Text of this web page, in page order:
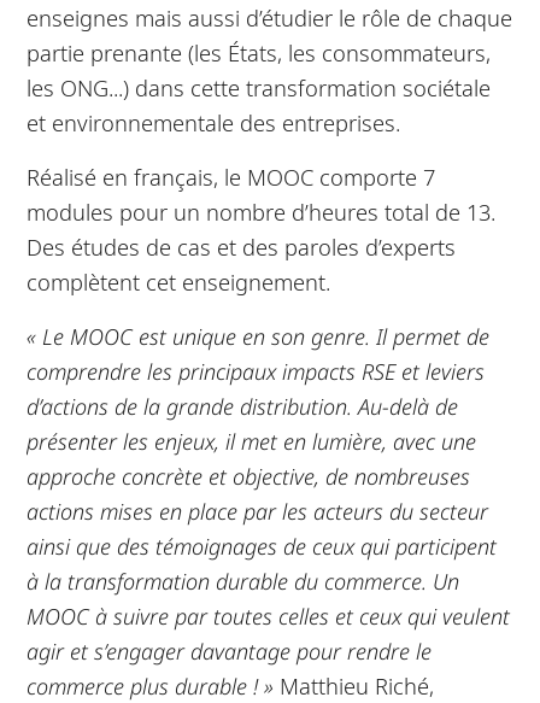
enseignes mais aussi d’étudier le rôle de chaque
partie prenante (les États, les consommateurs,
les ONG...) dans cette transformation sociétale
et environnementale des entreprises.
Réalisé en français, le MOOC comporte 7
modules pour un nombre d’heures total de 13.
Des études de cas et des paroles d’experts
complètent cet enseignement.
« Le MOOC est unique en son genre. Il permet de
comprendre les principaux impacts RSE et leviers
d’actions de la grande distribution. Au-delà de
présenter les enjeux, il met en lumière, avec une
approche concrète et objective, de nombreuses
actions mises en place par les acteurs du secteur
ainsi que des témoignages de ceux qui participent
à la transformation durable du commerce. Un
MOOC à suivre par toutes celles et ceux qui veulent
agir et s’engager davantage pour rendre le
commerce plus durable ! » Matthieu Riché,